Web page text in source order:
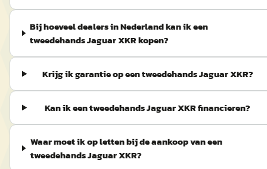
Bij hoeveel dealers in Nederland kan ik een
tweedehands Jaguar XKR kopen?
Krijg ik garantie op een tweedehands Jaguar XKR?
Kan ik een tweedehands Jaguar XKR financieren?
Waar moet ik op letten bij de aankoop van een
tweedehands Jaguar XKR?